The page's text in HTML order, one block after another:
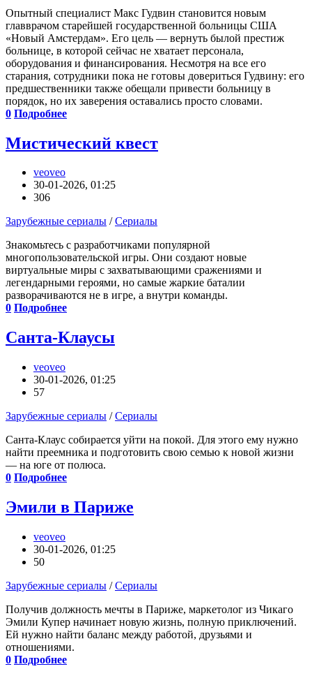
Опытный специалист Макс Гудвин становится новым
главврачом старейшей государственной больницы США
«Новый Амстердам». Его цель — вернуть былой престиж
больнице, в которой сейчас не хватает персонала,
оборудования и финансирования. Несмотря на все его
старания, сотрудники пока не готовы довериться Гудвину: его
предшественники также обещали привести больницу в
порядок, но их заверения оставались просто словами.
0 Подробнее
Мистический квест
veoveo
30-01-2026, 01:25
306
Зарубежные сериалы /Сериалы
Знакомьтесь с разработчиками популярной
многопользовательской игры. Они создают новые
виртуальные миры с захватывающими сражениями и
легендарными героями, но самые жаркие баталии
разворачиваются не в игре, а внутри команды.
0 Подробнее
Санта-Клаусы
veoveo
30-01-2026, 01:25
57
Зарубежные сериалы /Сериалы
Санта-Клаус собирается уйти на покой. Для этого ему нужно
найти преемника и подготовить свою семью к новой жизни
— на юге от полюса.
0 Подробнее
Эмили в Париже
veoveo
30-01-2026, 01:25
50
Зарубежные сериалы /Сериалы
Получив должность мечты в Париже, маркетолог из Чикаго
Эмили Купер начинает новую жизнь, полную приключений.
Ей нужно найти баланс между работой, друзьями и
отношениями.
0 Подробнее